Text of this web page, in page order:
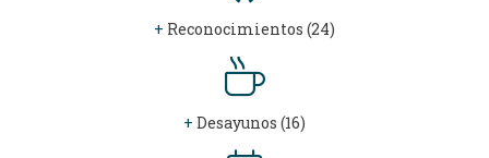
+ Reconocimientos (24)
+ Desayunos (16)